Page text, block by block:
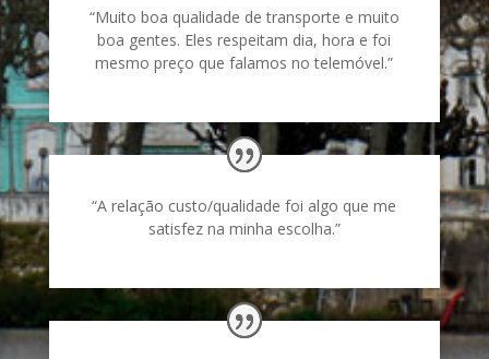
“Muito boa qualidade de transporte e muito
boa gentes. Eles respeitam dia, hora e foi
mesmo preço que falamos no telemóvel.”
“A relação custo/qualidade foi algo que me
satisfez na minha escolha.”